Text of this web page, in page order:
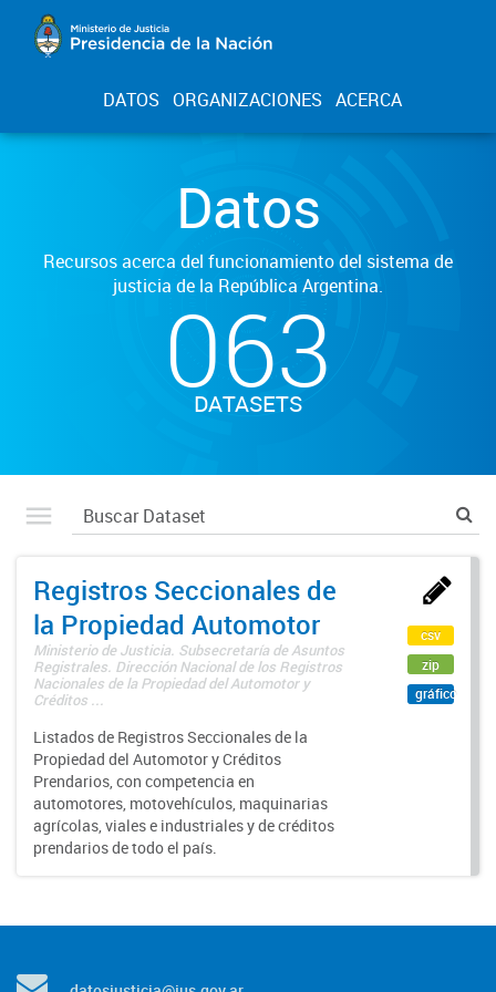
DATOS ORGANIZACIONES ACERCA
Datos
Recursos acerca del funcionamiento del sistema de
justicia de la República Argentina.
063
DATASETS
Registros Seccionales de
la Propiedad Automotor
Ministerio de Justicia. Subsecretaría de Asuntos
Registrales. Dirección Nacional de los Registros
Nacionales de la Propiedad del Automotor y
Créditos ...
Listados de Registros Seccionales de la
Propiedad del Automotor y Créditos
Prendarios, con competencia en
automotores, motovehículos, maquinarias
agrícolas, viales e industriales y de créditos
prendarios de todo el país.
csv
zip
gráfico